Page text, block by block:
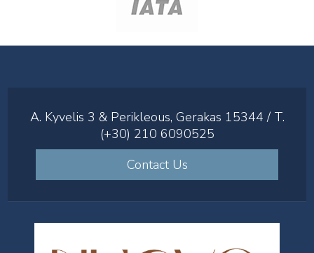
A. Kyvelis 3 & Perikleous, Gerakas 15344 / T.
(+30) 210 6090525
Contact Us